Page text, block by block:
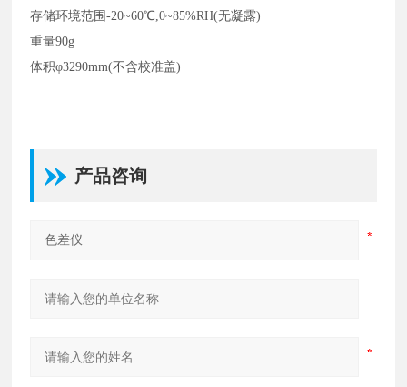
存储环境范围-20~60℃,0~85%RH(无凝露)
重量90g
体积φ3290mm(不含校准盖)
产品咨询